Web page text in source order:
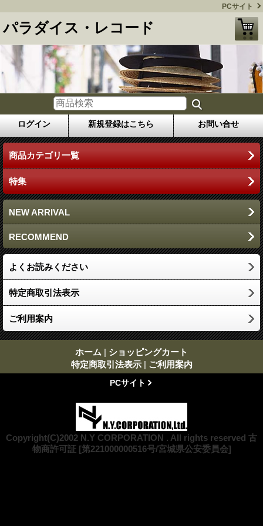
PCサイト
パラダイス・レコード
ログイン 新規登録はこちら お問い合せ
商品カテゴリ一覧
特集
NEW ARRIVAL
RECOMMEND
よくお読みください
特定商取引法表示
ご利用案内
ホーム | ショッピングカート
特定商取引法表示 | ご利用案内
PCサイト
Copyright(C)2002 N.Y CORPORATION . All rights reserved 古
物商許可証 [第221000000516号/宮城県公安委員会]